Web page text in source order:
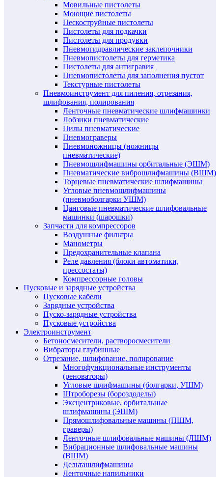
Мовильные пистолеты
Моющие пистолеты
Пескоструйные пистолеты
Пистолеты для подкачки
Пистолеты для продувки
Пневмогидравлические заклепочники
Пневмопистолеты для герметика
Пистолеты для антигравия
Пневмопистолеты для заполнения пустот
Текстурные пистолеты
Пневмоинструмент для пиления, отрезания,
шлифования, полирования
Ленточные пневматические шлифмашинки
Лобзики пневматические
Пилы пневматические
Пневмограверы
Пневмоножницы (ножницы
пневматические)
Пневмошлифмашины орбитальные (ЭШМ)
Пневматические виброшлифмашины (ВШМ)
Торцевые пневматические шлифмашины
Угловые пневмошлифмашины
(пневмоболгарки УШМ)
Цанговые пневматические шлифовальные
машинки (шарошки)
Запчасти для компрессоров
Воздушные фильтры
Манометры
Предохранительные клапана
Реле давления (блоки автоматики,
прессостаты)
Компрессорные головы
Пусковые и зарядные устройства
Пусковые кабели
Зарядные устройства
Пуско-зарядные устройства
Пусковые устройства
Электроинструмент
Бетоносмесители, растворосмесители
Вибраторы глубинные
Отрезание, шлифование, полирование
Многофункциональные инструменты
(реноваторы)
Угловые шлифмашины (болгарки, УШМ)
Штроборезы (бороздоделы)
Эксцентриковые, орбитальные
шлифмашины (ЭШМ)
Прямошлифовальные машины (ПШМ,
граверы)
Ленточные шлифовальные машины (ЛШМ)
Вибрационные шлифовальные машины
(ВШМ)
Дельташлифмашины
Ленточные напильники